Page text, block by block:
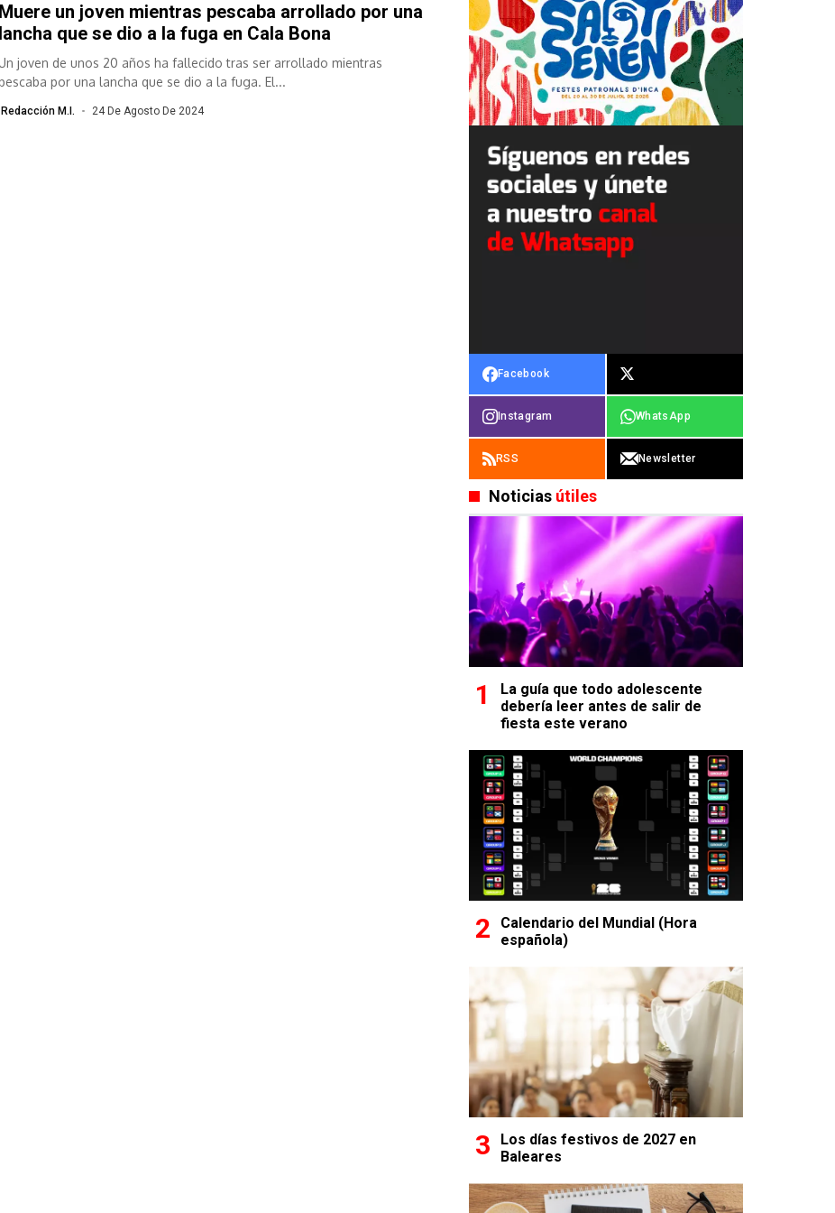
Muere un joven mientras pescaba arrollado por una
lancha que se dio a la fuga en Cala Bona
joven de unos 20 años ha fallecido tras ser arrollado mientras
por una lancha que se dio a la fuga. El...
Redacción M.I. 24 De Agosto De 2024
Facebook
Instagram WhatsApp
RSS Newsletter
Noticias útiles
La guía que todo adolescente
debería leer antes de salir de
fiesta este verano
Calendario del Mundial (Hora
española)
Los días festivos de 2027 en
Baleares